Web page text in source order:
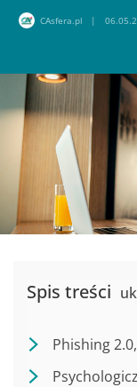
CAsfera.pl
Spis treści
Phishing